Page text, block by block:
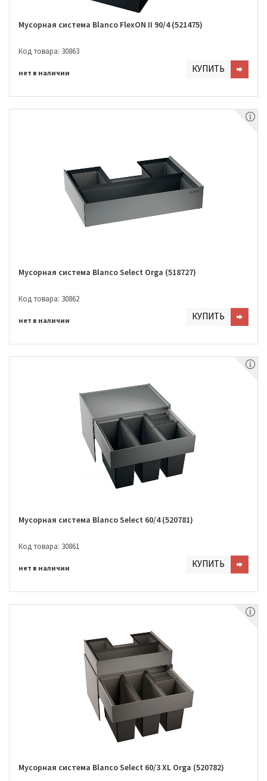
Мусорная система Blanco FlexON II 90/4 (521475)
Код товара: 30863
нет в наличии КУПИТЬ
Мусорная система Blanco Select Orga (518727)
Код товара: 30862
нет в наличии КУПИТЬ
Мусорная система Blanco Select 60/4 (520781)
Код товара: 30861
нет в наличии КУПИТЬ
Мусорная система Blanco Select 60/3 XL Orga (520782)